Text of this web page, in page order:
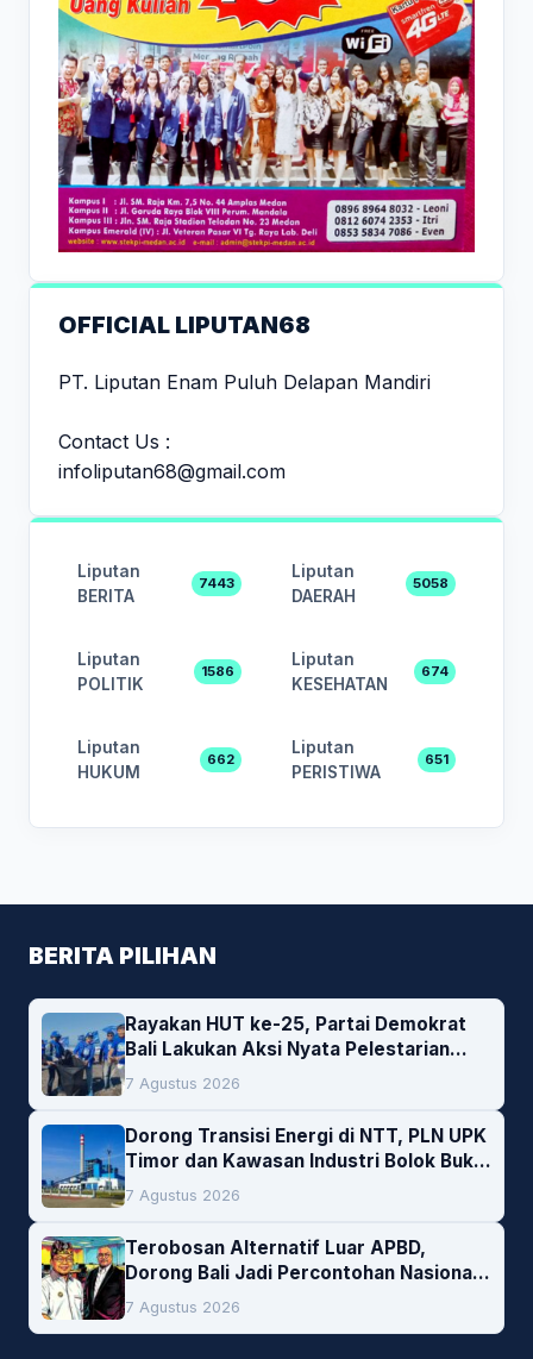
OFFICIAL LIPUTAN68
PT. Liputan Enam Puluh Delapan Mandiri
Contact Us :
infoliputan68@gmail.com
Liputan
BERITA
7443
Liputan
DAERAH
5058
Liputan
POLITIK
1586
Liputan
KESEHATAN
674
Liputan
HUKUM
662
Liputan
PERISTIWA
651
BERITA PILIHAN
Rayakan HUT ke-25, Partai Demokrat
Bali Lakukan Aksi Nyata Pelestarian
Lingkungan
7 Agustus 2026
Dorong Transisi Energi di NTT, PLN UPK
Timor dan Kawasan Industri Bolok Buka
Peluang Investasi Woodchip untuk
Cofiring PLTU Bolok
7 Agustus 2026
Terobosan Alternatif Luar APBD,
Dorong Bali Jadi Percontohan Nasional
Pembiayaan Daerah
7 Agustus 2026